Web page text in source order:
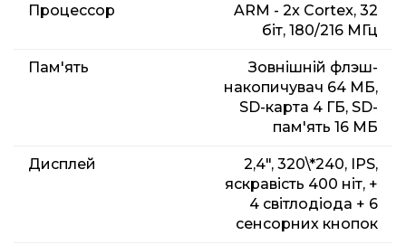
Процессор
ARM - 2x Cortex, 32
біт, 180/216 МГц
Пам'ять
Зовнішній флэш-
накопичувач 64 МБ,
SD-карта 4 ГБ, SD-
пам'ять 16 МБ
Дисплей
2,4", 320\*240, IPS,
яскравість 400 ніт, +
4 світлодіода + 6
сенсорних кнопок